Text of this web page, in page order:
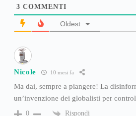
3 COMMENTI
Oldest
Nicole 10 mesi fa
Ma dai, sempre a piangere! La
un’invenzione dei globalisti per
0 Rispondi